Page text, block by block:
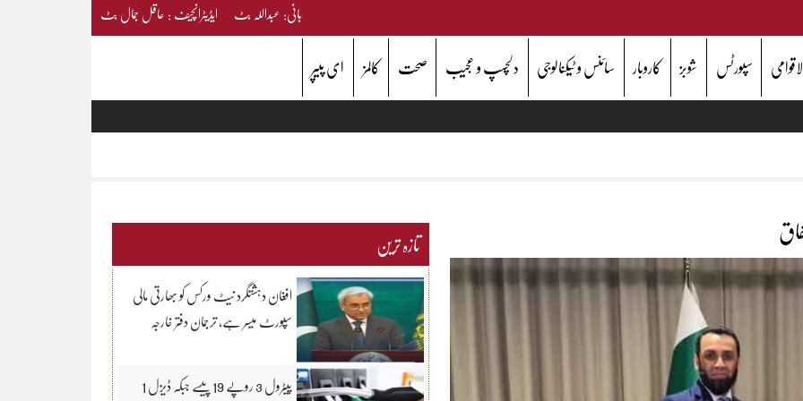
بانی: عبداللہ بٹ ایڈیٹرانچیف : عاقل جمال بٹ
سپورٹس شوبز کاروبار سائنس و ٹیکنالوجی دلچسپ و عجیب صحت کالمز ای پیپر
تازہ ترین
افغان دہشتگرد نیٹ ورکس کو بھارتی مالی
سپورٹ میسر ہے، ترجمان دفتر خارجہ
پیٹرول 3 روپے 19 پیسے جبکہ ڈیزل 1